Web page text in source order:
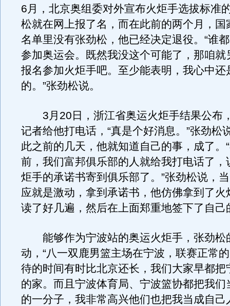
6月，北京奥组委对外宣布火炬手选拔标准
松就在网上报了名，而在此前的两个月，国
名单里没有张劲松，他已经决定退役。“谁
参加奥运会。既然我没这个可能了，那咱就
报名参加火炬手吧。至少能表明，我心中还
的。”张劲松说。
3月20日，浙江省奥运火炬手结果公布
记者给他打电话，“真是个好消息。”张劲松
此之前的几天，他就知道自己的事，成了。
前，我们富邦俱乐部的人就给我打电话了，
炬手的承诺书寄到俱乐部了。”张劲松说，
应就是激动，拿到承诺书，他仿佛拿到了火
读了好几遍，然后在上面郑重地签下了自己
能够作为宁波站的奥运火炬手，张劲松
动，“八一双鹿男篮主场在宁波，联赛正常
待的时间有时比北京还长，我们大家早都把
的家。而且宁波体育局、宁波篮协都把我们
的一分子，我非常高兴他们也把我当成自己